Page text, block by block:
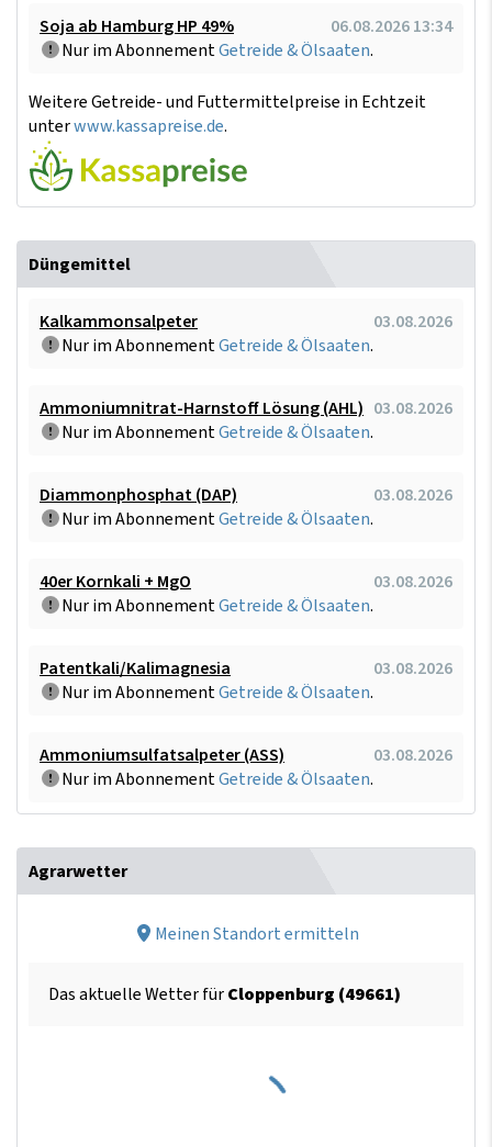
Soja ab Hamburg HP 49%
06.08.2026 13:34
Nur im AbonnementGetreide & Ölsaaten.
Weitere Getreide- und Futtermittelpreise in Echtzeit
unterwww.kassapreise.de.
Düngemittel
Kalkammonsalpeter
03.08.2026
Nur im AbonnementGetreide & Ölsaaten.
Ammoniumnitrat-Harnstoff Lösung (AHL) 03.08.2026
Nur im AbonnementGetreide & Ölsaaten.
Diammonphosphat (DAP)
03.08.2026
Nur im AbonnementGetreide & Ölsaaten.
40er Kornkali + MgO
03.08.2026
Nur im AbonnementGetreide & Ölsaaten.
Patentkali/Kalimagnesia
03.08.2026
Nur im AbonnementGetreide & Ölsaaten.
Ammoniumsulfatsalpeter (ASS)
03.08.2026
Nur im AbonnementGetreide & Ölsaaten.
Agrarwetter
Meinen Standort ermitteln
Das aktuelle Wetter fürCloppenburg (49661)